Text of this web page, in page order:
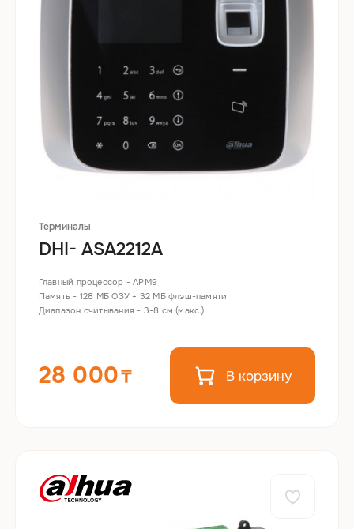
Терминалы
DHI- ASA2212A
Главный процессор - АРМ9
Память - 128 МБ ОЗУ + 32 МБ флэш-памяти
Диапазон считывания - 3-8 см (макс.)
28 000 В корзину